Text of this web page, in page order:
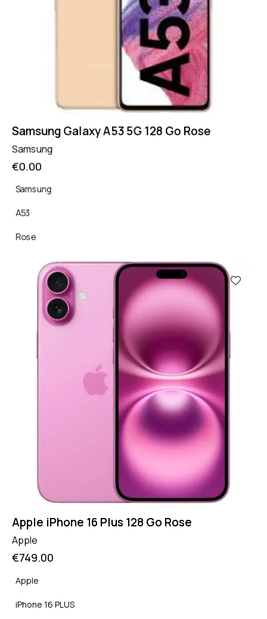
Samsung Galaxy A53 5G 128 Go Rose
Samsung
€0.00
Samsung
A53
Rose
Apple iPhone 16 Plus 128 Go Rose
Apple
€749.00
Apple
iPhone 16 PLUS